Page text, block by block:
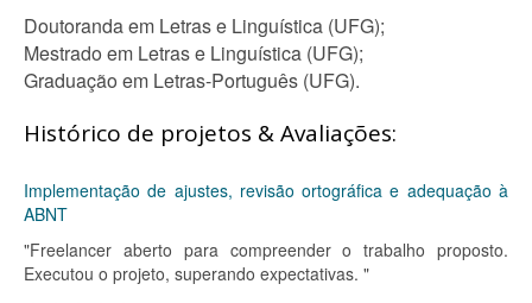
Doutoranda em Letras e Linguística (UFG);
Mestrado em Letras e Linguística (UFG);
Graduação em Letras-Português (UFG).
Histórico de projetos & Avaliações:
Implementação de ajustes, revisão ortográfica e adequação à
ABNT
"Freelancer aberto para compreender o trabalho proposto.
Executou o projeto, superando expectativas. "